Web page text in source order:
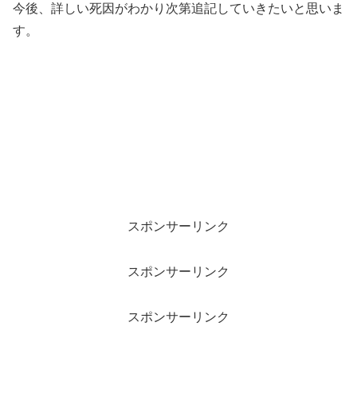
今後、詳しい死因がわかり次第追記していきたいと思いま
す。
スポンサーリンク
スポンサーリンク
スポンサーリンク